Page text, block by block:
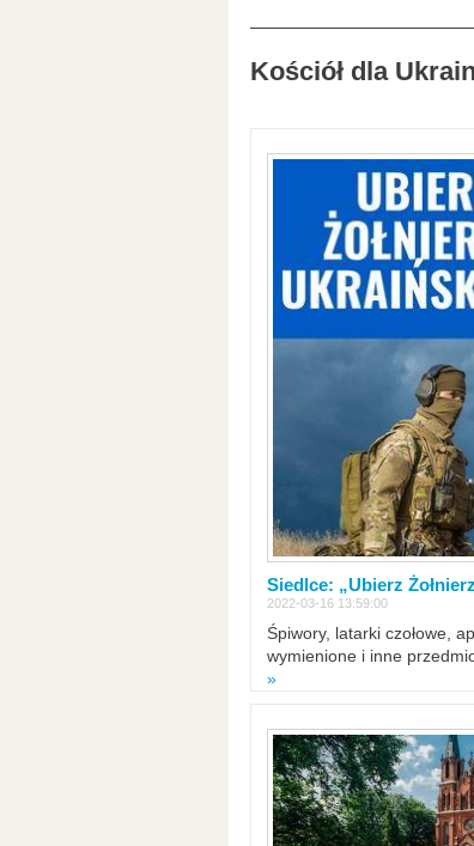
Kościół dla
Siedlce: „Ubierz
2022-03-16 13:59:00
Śpiwory, latarki czołowe,
wymienione i inne
»